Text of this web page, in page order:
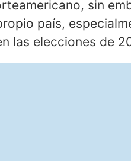
sin
país,
las elecciones de